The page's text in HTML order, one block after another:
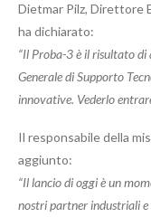
Dietmar Pilz, Direttore
ha dichiarato:
“Il Proba-3 è il risultato
Generale di Supporto
innovative. Vederlo
Il responsabile della
aggiunto:
“Il lancio di oggi è un
nostri partner industriali